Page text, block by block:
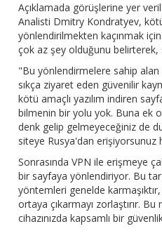
Açıklamada görüşlerine yer
Analisti Dmitry Kondratyev,
yönlendirilmekten kaçınmak için
çok az şey olduğunu belirterek,
"Bu yönlendirmelere sahip alan
sıkça ziyaret eden güvenilir
kötü amaçlı yazılım indiren
bilmenin bir yolu yok. Buna ek
denk gelip gelmeyeceğiniz de
siteye Rusya'dan erişiyorsunuz
Sonrasında VPN ile erişmeye
bir sayfaya yönlendiriyor. Bu
yöntemleri genelde
ortaya çıkarmayı zorlaştırır.
cihazınızda kapsamlı bir